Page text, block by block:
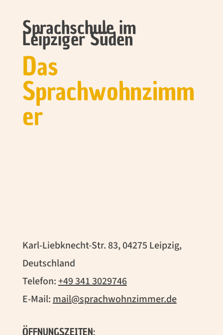
Sprachschule im
Leipziger Süden
Das
Sprachwohnzimm
er
Karl-Liebknecht-Str. 83, 04275 Leipzig,
Deutschland
Telefon:+49 341 3029746
E-Mail:mail@sprachwohnzimmer.de
ÖFFNUNGSZEITEN: